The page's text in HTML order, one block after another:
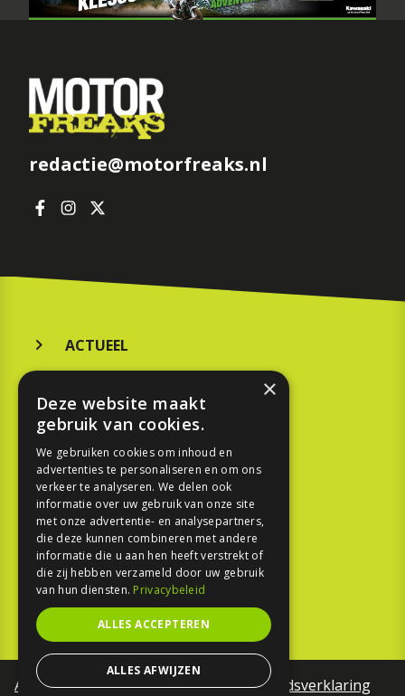
redactie@motorfreaks.nl
ACTUEEL
KOOPGIDS
TESTEN
SPORT
REPORTAGE
TOUREN
NIEUWSBRIEF
Algemene voorwaardenToegankelijkheidsverklaring
×
Deze website maakt
gebruik van cookies.
We gebruiken cookies om inhoud en
advertenties te personaliseren en om ons
verkeer te analyseren. We delen ook
informatie over uw gebruik van onze site
met onze advertentie- en analysepartners,
die deze kunnen combineren met andere
informatie die u aan hen heeft verstrekt of
die zij hebben verzameld door uw gebruik
van hun diensten. Privacybeleid
ALLES ACCEPTEREN
ALLES AFWIJZEN